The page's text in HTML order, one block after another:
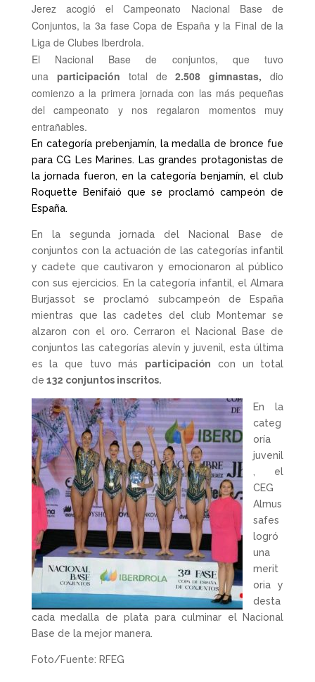
Jerez acogió el Campeonato Nacional Base de
Conjuntos, la 3a fase Copa de España y la Final de la
Liga de Clubes Iberdrola.
El Nacional Base de conjuntos, que tuvo
una participación total de2.508 gimnastas,dio
comienzo a la primera jornada con las más pequeñas
del campeonato y nos regalaron momentos muy
entrañables.
En categoría prebenjamín, la medalla de bronce fue
para CG Les Marines. Las grandes protagonistas de
la jornada fueron, en la categoría benjamín, el club
Roquette Benifaió que se proclamó campeón de
España.
En la segunda jornada del Nacional Base de
conjuntos con la actuación de las categorías infantil
y cadete que cautivaron y emocionaron al público
con sus ejercicios. En la categoría infantil, el Almara
Burjassot se proclamó subcampeón de España
mientras que las cadetes del club Montemar se
alzaron con el oro. Cerraron el Nacional Base de
conjuntos las categorías alevín y juvenil, esta última
es la que tuvo más participación con un total
de 132 conjuntos inscritos.
En la
categ
oría
juvenil
, el
CEG
Almus
safes
logró
una
merit
oria y
desta
cada medalla de plata para culminar el Nacional
Base de la mejor manera.
Foto/Fuente: RFEG